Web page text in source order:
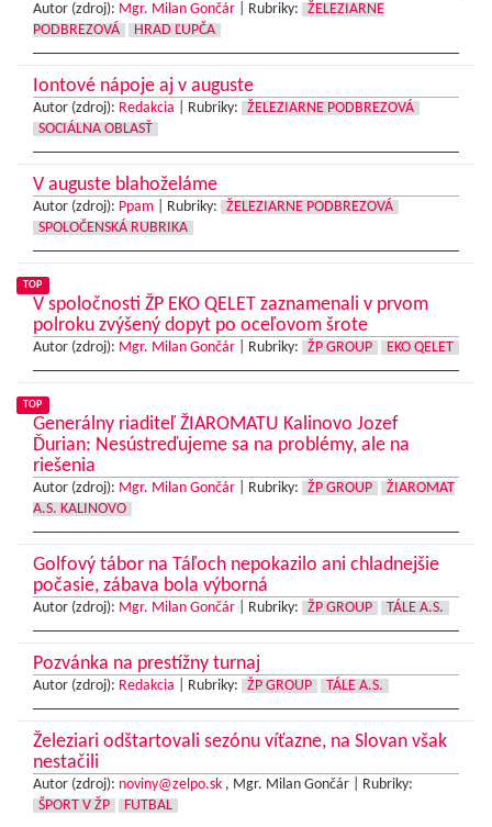
Autor (zdroj): Mgr. Milan Gončár Rubriky:
ŽELEZIARNE
PODBREZOVÁ
HRAD ĽUPČA
Iontové nápoje aj v auguste
Autor (zdroj): Redakcia Rubriky:
ŽELEZIARNE PODBREZOVÁ
SOCIÁLNA OBLASŤ
V auguste blahoželáme
Autor (zdroj): Ppam Rubriky:
ŽELEZIARNE PODBREZOVÁ
SPOLOČENSKÁ RUBRIKA
TOP
V spoločnosti ŽP EKO QELET zaznamenali v prvom
polroku zvýšený dopyt po oceľovom šrote
Autor (zdroj): Mgr. Milan Gončár Rubriky: ŽP GROUP EKO QELET
TOP
Generálny riaditeľ ŽIAROMATU Kalinovo Jozef
Ďurian: Nesústreďujeme sa na problémy, ale na
riešenia
Autor (zdroj): Mgr. Milan Gončár Rubriky: ŽP GROUP
ŽIAROMAT
A.S. KALINOVO
Golfový tábor na Táľoch nepokazilo ani chladnejšie
počasie, zábava bola výborná
Autor (zdroj): Mgr. Milan Gončár Rubriky: ŽP GROUP TÁLE A.S.
Pozvánka na prestížny turnaj
Autor (zdroj): Redakcia Rubriky: ŽP GROUP TÁLE A.S.
Železiari odštartovali sezónu víťazne, na Slovan však
nestačili
Autor (zdroj): noviny@zelpo.sk , Mgr. Milan Gončár |
Rubriky:
ŠPORT V ŽP
FUTBAL